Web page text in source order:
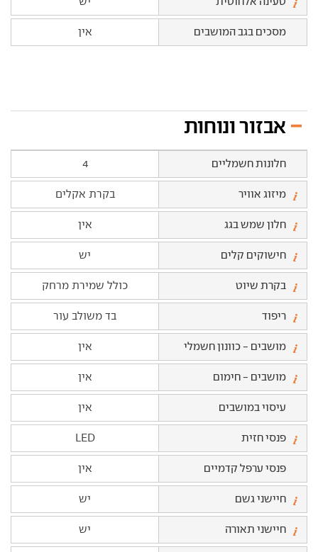
מסכים בגב המושבים אין
אבזור ונוחות
חלונות חשמליים 4
מיזוג אוויר בקרת אקלים
חלון שמש בגג אין
חישוקים קלים יש
בקרת שיוט כולל שמירת מרחק
ריפוד בד משולב עור
מושבים - כוונון חשמלי אין
מושבים - חימום אין
עיסוי במושבים אין
פנסי חזית LED
פנסי ערפל קדמיים אין
חיישני גשם יש
חיישני תאורה יש